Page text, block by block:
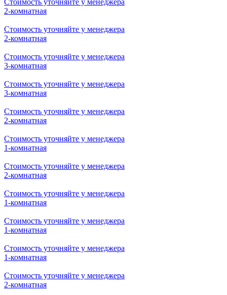
Стоимость уточняйте у менеджера
1-комнатная
Стоимость уточняйте у менеджера
2-комнатная
Стоимость уточняйте у менеджера
2-комнатная
Стоимость уточняйте у менеджера
2-комнатная
Стоимость уточняйте у менеджера
2-комнатная
Стоимость уточняйте у менеджера
2-комнатная
Стоимость уточняйте у менеджера
3-комнатная
Стоимость уточняйте у менеджера
3-комнатная
Стоимость уточняйте у менеджера
2-комнатная
Стоимость уточняйте у менеджера
1-комнатная
Стоимость уточняйте у менеджера
2-комнатная